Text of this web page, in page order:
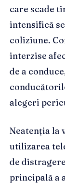
care scade
intensifică
coliziune.
interzise
de a
alegeri
Neatenția la
utilizarea
de
principală a